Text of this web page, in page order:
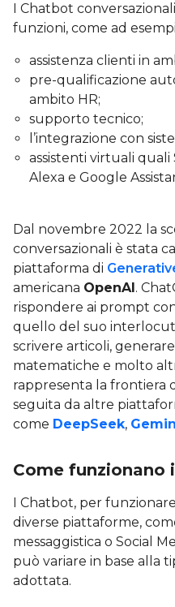
I Chatbot
funzioni, come ad
assistenza clienti in
pre-qualificazione
ambito HR;
supporto tecnico;
l’integrazione con
assistenti virtuali quali
Alexa e Google
Dal novembre 2022 la
conversazionali è stata
piattaforma di
americana OpenAI .
rispondere ai prompt
quello del suo
scrivere articoli,
matematiche e molto
rappresenta la frontiera
seguita da altre
come DeepSeek,
Come funzionano
I Chatbot, per
diverse piattaforme,
messaggistica o Social
può variare in base alla
adottata.